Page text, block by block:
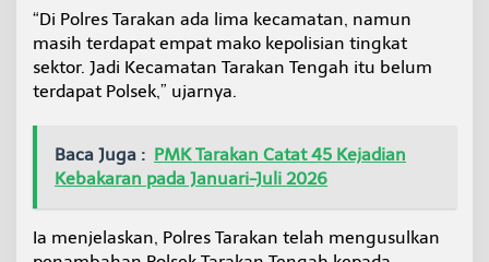
a
n
T
n
h
T
g
“Di Polres Tarakan ada lima kecamatan, namun
masih terdapat empat mako kepolisian tingkat
sektor. Jadi Kecamatan Tarakan Tengah itu belum
terdapat Polsek,” ujarnya.
Baca Juga : PMK Tarakan Catat 45 Kejadian
Kebakaran pada Januari-Juli 2026
Ia menjelaskan, Polres Tarakan telah mengusulkan